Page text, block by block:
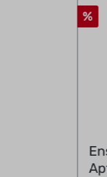
%